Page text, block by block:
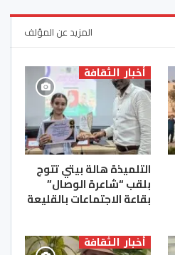
المزيد عن المؤلف
أخبار الثقافة
التلميذة هالة بيتي تتوج
بلقب “شاعرة الوصال”
بقاعة الاجتماعات بالقليعة
أخبار الثقافة